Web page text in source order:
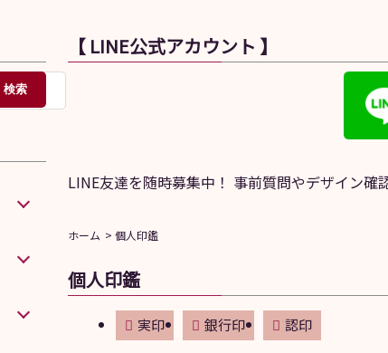
【 LINE公式アカウント 】
LINE友達を随時募集中！ 事前質問やデザイン
ホーム 個人印鑑
個人印鑑
実印 銀行印 認印